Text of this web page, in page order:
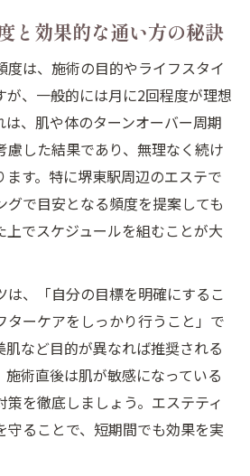
と効果的な通い方の秘訣
度は、施術の目的やライフスタイ
が、一般的には月に2回程度が理想
は、肌や体のターンオーバー周期
慮した結果であり、無理なく続け
す。特に堺東駅周辺のエステで
グで目安となる頻度を提案しても
上でスケジュールを組むことが大
は、「自分の目標を明確にするこ
ターケアをしっかり行うこと」で
肌など目的が異なれば推奨される
術直後は肌が敏感になっている
策を徹底しましょう。エステティ
守ることで、短期間でも効果を実